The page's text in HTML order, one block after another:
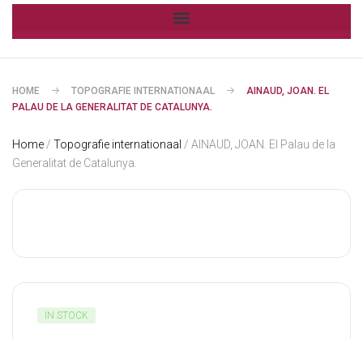
HOME TOPOGRAFIE INTERNATIONAAL
AINAUD, JOAN. EL
PALAU DE LA GENERALITAT DE CATALUNYA.
Home / Topografie internationaal / AINAUD, JOAN. El Palau de la
Generalitat de Catalunya.
IN STOCK